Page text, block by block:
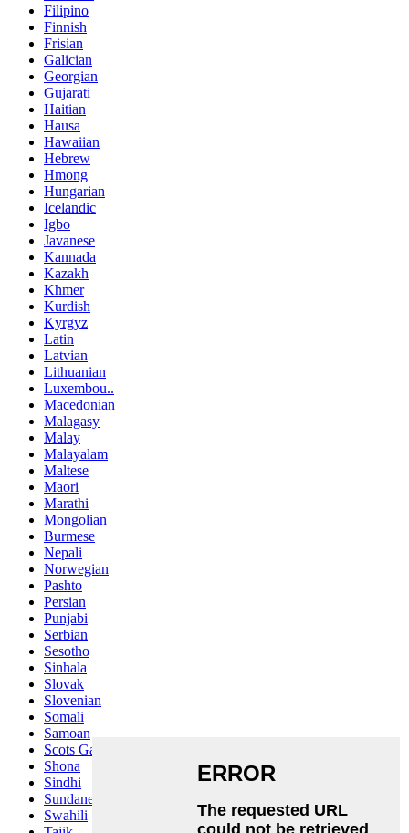
Filipino
Finnish
Frisian
Galician
Georgian
Gujarati
Haitian
Hausa
Hawaiian
Hebrew
Hmong
Hungarian
Icelandic
Igbo
Javanese
Kannada
Kazakh
Khmer
Kurdish
Kyrgyz
Latin
Latvian
Lithuanian
Luxembou..
Macedonian
Malagasy
Malay
Malayalam
Maltese
Maori
Marathi
Mongolian
Burmese
Nepali
Norwegian
Pashto
Persian
Punjabi
Serbian
Sesotho
Sinhala
Slovak
Slovenian
Somali
Samoan
Scots Gaelic
Shona
Sindhi
Sundanese
Swahili